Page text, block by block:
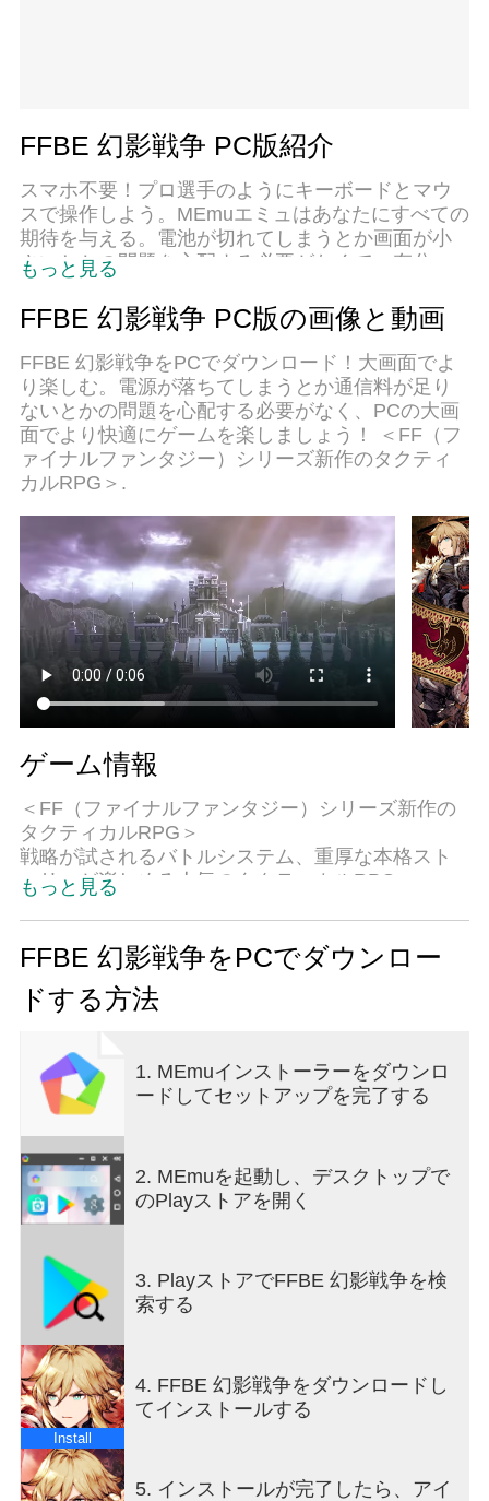
FFBE 幻影戦争 PC版紹介
スマホ不要！プロ選手のようにキーボードとマウ
スで操作しよう。MEmuエミュはあなたにすべての
期待を与える。電池が切れてしまうとか画面が小
さいとかの問題を心配する必要がなくて、存分
エミュ7はPCでFFBE 幻影戦争をプレイするのに最
適！完璧なキーマッピングシステムにより、まる
でパソコンゲームみたい。マルチインスタンスで
複数のゲームやアプリを同時に実行！唯一無二な
仮想化エンジンがパソコンの可能性を最大限にな
る。遊べるだけでなく、より楽しめる！
もっと見る
FFBE 幻影戦争 PC版の画像と動画
FFBE 幻影戦争をPCでダウンロード！大画面でよ
り楽しむ。電源が落ちてしまうとか通信料が足り
ないとかの問題を心配する必要がなく、PCの大画
面でより快適にゲームを楽しましょう！ ＜FF（フ
ァイナルファンタジー）シリーズ新作のタクティ
カルRPG＞.
ゲーム情報
＜FF（ファイナルファンタジー）シリーズ新作の
タクティカルRPG＞
戦略が試されるバトルシステム、重厚な本格スト
ーリーが楽しめる人気のタクティカルRPG。
にも脅威が迫っていた。
争いの中でリオニスの若き双子の王子が背負う逃
れられない運命と宿命とは‥
る物語がいま始まる。
＜バトルシステム＞
初心者の方でも安心な「オートモード」や「倍速
タクティカルRPGを初めてプレイする方でも気軽
に楽しむことができます。
その他にも「スキップチケット」や「特定の素材
い便利機能を実装！
ファイナルファンタジーシリーズならではの迫力
の演出が魅力の強力な必殺技「リミットバース
＜ジョブシステム&召喚獣＞
ナイト、竜騎士、白魔道士、黒魔道士などファイ
ナルファンタジーおなじみのジョブや、
タクティカルRPGならではのジョブ「算術師」な
ど数多くのジョブが登場！
もっと見る
FFBE 幻影戦争をPCでダウンロー
ドする方法
1. MEmuインストーラーをダウンロ
ードしてセットアップを完了する
2. MEmuを起動し、デスクトップで
のPlayストアを開く
3. PlayストアでFFBE 幻影戦争を検
索する
Install
4. FFBE 幻影戦争をダウンロードし
てインストールする
5. インストールが完了したら、アイ